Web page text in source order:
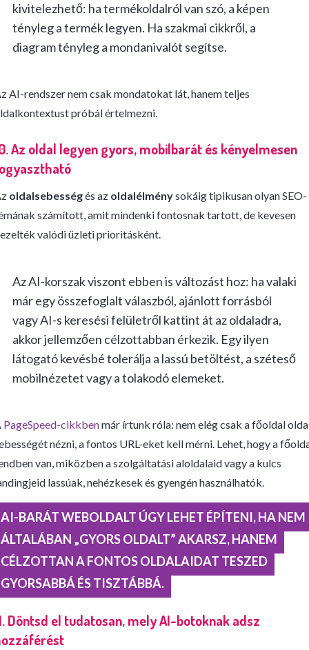
kivitelezhető: ha termékoldalról van szó, a képen
tényleg a termék legyen. Ha szakmai cikkről, a
diagram tényleg a mondanivalót segítse.
AI-rendszer nem csak mondatokat lát, hanem teljes
próbál értelmezni.
Az oldal legyen gyors, mobilbarát és kényelmesen
oldalsebességés az oldalélménysokáig tipikusan olyan SEO-
számított, amit mindenki fontosnak tartott, de kevesen
valódi üzleti prioritásként.
Az AI-korszak viszont ebben is változást hoz: ha valaki
már egy összefoglalt válaszból, ajánlott forrásból
vagy AI-s keresési felületről kattint át az oldaladra,
akkor jellemzően célzottabban érkezik. Egy ilyen
látogató kevésbé tolerálja a lassú betöltést, a széteső
mobilnézetet vagy a tolakodó elemeket.
PageSpeed-cikkbenmár írtunk róla: nem elég csak a főoldal
nézni, a fontos URL-eket kell mérni. Lehet, hogy a
van, miközben a szolgáltatási aloldalaid vagy a kulcs
lassúak, nehézkesek és gyengén használhatók.
AI-BARÁT WEBOLDALT ÚGY LEHET ÉPÍTENI, HA NEM
ÁLTALÁBAN „GYORS OLDALT” AKARSZ, HANEM
CÉLZOTTAN A FONTOS OLDALAIDAT TESZED
GYORSABBÁ ÉS TISZTÁBBÁ.
Döntsd el tudatosan, mely AI-botoknak adsz